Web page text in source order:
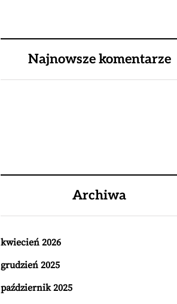
Najnowsze komentarze
Archiwa
kwiecień 2026
grudzień 2025
październik 2025